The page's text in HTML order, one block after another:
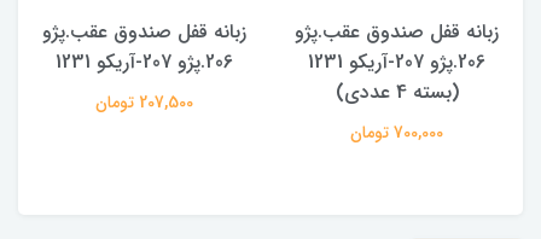
زبانه قفل صندوق عقب.پژو
206.پژو 207-آریکو 1231
(بسته 4 عددی)
700,000 تومان
زبانه قفل صندوق عقب.پژو
206.پژو 207-آریکو 1231
207,500 تومان